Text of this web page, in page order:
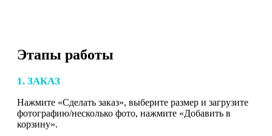
Этапы работы
1. ЗАКАЗ
Нажмите «Сделать заказ», выберите размер и загрузите
фотографию/несколько фото, нажмите «Добавить в
корзину».